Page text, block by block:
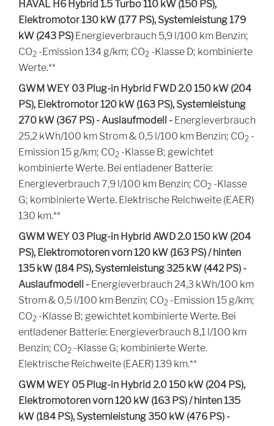
HAVAL H6 Hybrid 1.5 Turbo 110 kW (150 PS),
Elektromotor 130 kW (177 PS), Systemleistung 179
kW (243 PS) Energieverbrauch 5,9 l/100 km Benzin;
CO2 CO2
-Emission 134 g/km; CO2 CO2
-Klasse D; kombinierte
Werte.**
GWM WEY 03 Plug-in Hybrid FWD 2.0 150 kW (204
PS), Elektromotor 120 kW (163 PS), Systemleistung
270 kW (367 PS) - Auslaufmodell - Energieverbrauch
25,2 kWh/100 km Strom & 0,5 l/100 km Benzin; CO2 CO2
-
Emission 15 g/km; CO2 CO2
-Klasse B; gewichtet
kombinierte Werte. Bei entladener Batterie:
Energieverbrauch 7,9 l/100 km Benzin; CO2 CO2
-Klasse
G; kombinierte Werte. Elektrische Reichweite (EAER)
130 km.**
GWM WEY 03 Plug-in Hybrid AWD 2.0 150 kW (204
PS), Elektromotoren vorn 120 kW (163 PS) / hinten
135 kW (184 PS), Systemleistung 325 kW (442 PS) -
Auslaufmodell - Energieverbrauch 24,3 kWh/100 km
Strom & 0,5 l/100 km Benzin; CO2 CO2
-Emission 15 g/km;
CO2 CO2
-Klasse B; gewichtet kombinierte Werte. Bei
entladener Batterie: Energieverbrauch 8,1 l/100 km
Benzin; CO2 CO2
-Klasse G; kombinierte Werte.
Elektrische Reichweite (EAER) 139 km.**
GWM WEY 05 Plug-in Hybrid 2.0 150 kW (204 PS),
Elektromotoren vorn 120 kW (163 PS) / hinten 135
kW (184 PS), Systemleistung 350 kW (476 PS) -